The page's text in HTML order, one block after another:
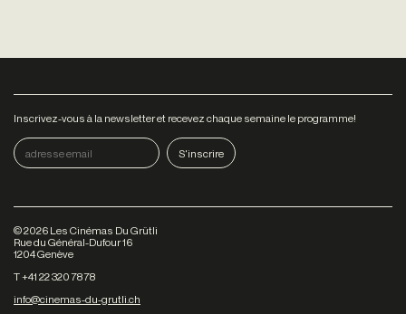
Inscrivez-vous à la newsletter et recevez chaque semaine le programme!
©2026 Les Cinémas Du Grütli
Rue du Général-Dufour 16
1204 Genève
T +41 22 320 78 78
info@cinemas-du-grutli.ch